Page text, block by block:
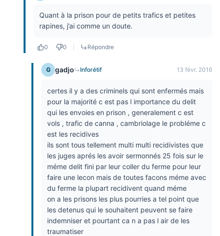
Quant à la prison pour de petits trafics et petites
rapines, j’ai comme un doute.
0 0 Répondre
G gadjo Inforétif 13 févr. 2016
certes il y a des criminels qui sont enfermés mais
pour la majorité c est pas l importance du delit
qui les envoies en prison , generalement c est
vols , trafic de canna , cambriolage le probléme c
est les recidives
ils sont tous tellement multi multi recidivistes que
les juges aprés les avoir sermonnés 25 fois sur le
méme delit fini par leur coller du ferme pour leur
faire une lecon mais de toutes facons méme avec
du ferme la plupart recidivent quand méme
on a les prisons les plus pourries a tel point que
les detenus qui le souhaitent peuvent se faire
indemniser et pourtant ca n a pas l air de les
traumatiser